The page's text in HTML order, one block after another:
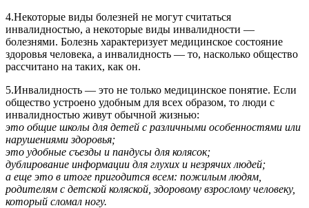
4.Некоторые виды болезней не могут считаться
инвалидностью, а некоторые виды инвалидности —
болезнями. Болезнь характеризует медицинское состояние
здоровья человека, а инвалидность — то, насколько общество
рассчитано на таких, как он.
5.Инвалидность — это не только медицинское понятие. Если
общество устроено удобным для всех образом, то люди с
инвалидностью живут обычной жизнью:
это общие школы для детей с различными особенностями или
нарушениями здоровья;
это удобные съезды и пандусы для колясок;
дублирование информации для глухих и незрячих людей;
а еще это в итоге пригодится всем: пожилым людям,
родителям с детской коляской, здоровому взрослому человеку,
который сломал ногу.